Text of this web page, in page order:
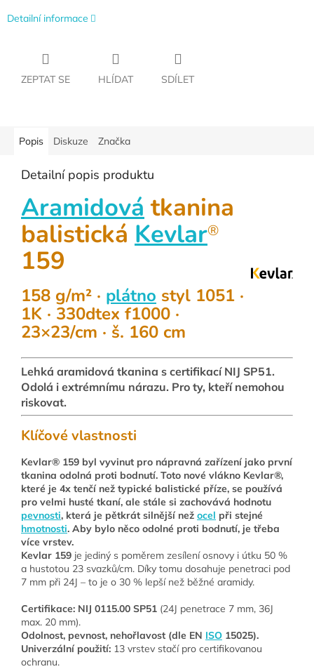
Detailní informace
ZEPTAT SE HLÍDAT SDÍLET
Popis Diskuze Značka
Detailní popis produktu
Aramidová tkanina
balistická Kevlar®
159
158 g/m² · plátno styl 1051 ·
1K · 330dtex f1000 ·
23×23/cm · š. 160 cm
Lehká aramidová tkanina s certifikací NIJ SP51.
Odolá i extrémnímu nárazu. Pro ty, kteří nemohou
riskovat.
Klíčové vlastnosti
Kevlar® 159 byl vyvinut pro nápravná zařízení jako první
tkanina odolná proti bodnutí. Toto nové vlákno Kevlar®,
které je 4x tenčí než typické balistické příze, se používá
pro velmi husté tkaní, ale stále si zachovává hodnotu
pevnosti, která je pětkrát silnější než ocel při stejné
hmotnosti. Aby bylo něco odolné proti bodnutí, je třeba
více vrstev.
Kevlar 159 je jediný s poměrem zesílení osnovy i útku 50 %
a hustotou 23 svazků/cm. Díky tomu dosahuje penetraci pod
7 mm při 24J – to je o 30 % lepší než běžné aramidy.
Certifikace: NIJ 0115.00 SP51 (24J penetrace 7 mm, 36J
max. 20 mm).
Odolnost, pevnost, nehořlavost (dle EN ISO 15025).
Univerzální použití: 13 vrstev stačí pro certifikovanou
ochranu.